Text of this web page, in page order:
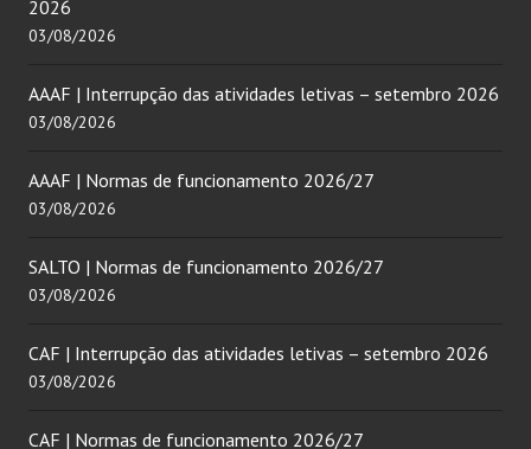
2026
03/08/2026
AAAF | Interrupção das atividades letivas – setembro 2026
03/08/2026
AAAF | Normas de funcionamento 2026/27
03/08/2026
SALTO | Normas de funcionamento 2026/27
03/08/2026
CAF | Interrupção das atividades letivas – setembro 2026
03/08/2026
CAF | Normas de funcionamento 2026/27